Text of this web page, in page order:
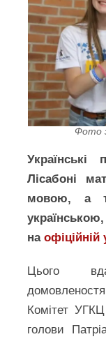
Фото
Лісабоні
мовою, а
наофіційній
Цього
Комітет
голови